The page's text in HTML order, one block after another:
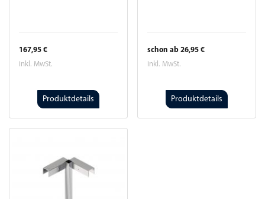
167,95 €
inkl. MwSt.
Produktdetails
schon ab 26,95 €
inkl. MwSt.
Produktdetails